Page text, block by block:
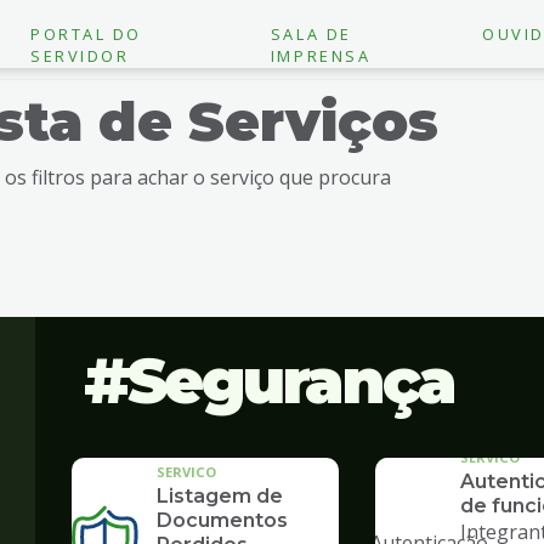
PORTAL DO
SERVIDOR
SALA DE
IMPRENSA
de Serviços
os filtros para achar o serviço que procura
Segurança
SERVICO
Listagem de
Documentos
SERVICO
de